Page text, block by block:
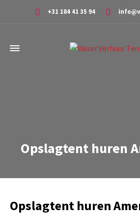
+31 184 41 35 94
Opslagtent huren
Opslagtent huren